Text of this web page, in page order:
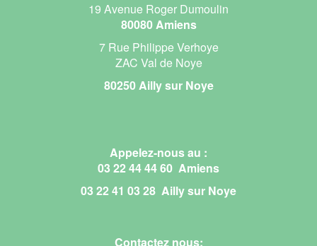
19 Avenue Roger Dumoulin
80080 Amiens
7 Rue Philippe Verhoye
ZAC Val de Noye
80250 Ailly sur Noye
Appelez-nous au :
03 22 44 44 60 Amiens
03 22 41 03 28 Ailly sur Noye
Contactez nous: